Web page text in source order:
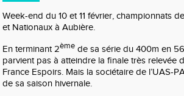
Week-end du 10 et 11 février, championnats
et Nationaux à Aubière.
En terminant 2ème de sa série du 400m en
parvient pas à atteindre la finale très relevée
France Espoirs. Mais la sociétaire de l’UAS-
de sa saison hivernale.